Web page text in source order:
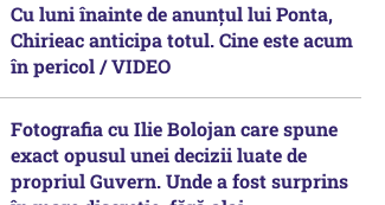
Cu luni înainte de anunțul lui Ponta,
Chirieac anticipa totul. Cine este acum
în pericol / VIDEO
Fotografia cu Ilie Bolojan care spune
exact opusul unei decizii luate de
propriul Guvern. Unde a fost surprins